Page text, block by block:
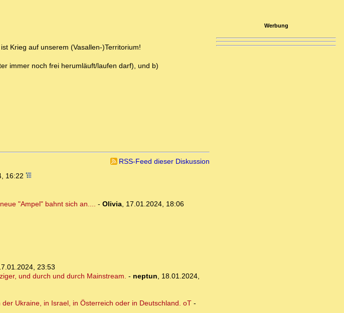
Krieg auf unserem (Vasallen-)Territorium!
immer noch frei herumläuft/laufen darf), und b)
RSS-Feed dieser Diskussion
16:22
"Ampel" bahnt sich an.... - Olivia, 17.01.2024, 18:06
23:53
und durch und durch Mainstream. - neptun, 18.01.2024,
Ukraine, in Israel, in Österreich oder in Deutschland. oT-
Werbung